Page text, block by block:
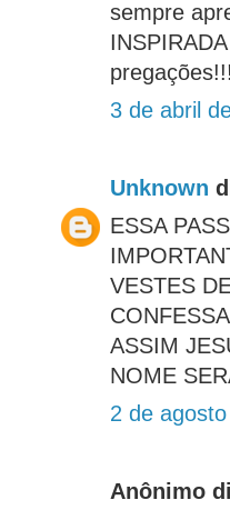
sempre
3 de abril
Unknown
ESSA
VESTES
ASSIM
NOME
2 de
Anônimo